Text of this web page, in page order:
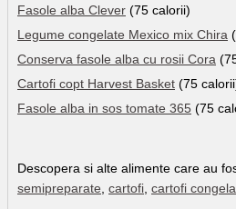
Fasole alba Clever (75 calorii)
Legume congelate Mexico mix Chira
Conserva fasole alba cu rosii Cora
Cartofi copt Harvest Basket (75
Fasole alba in sos tomate 365 (75
Descopera si alte alimente care au
semipreparate cartofi cartofi